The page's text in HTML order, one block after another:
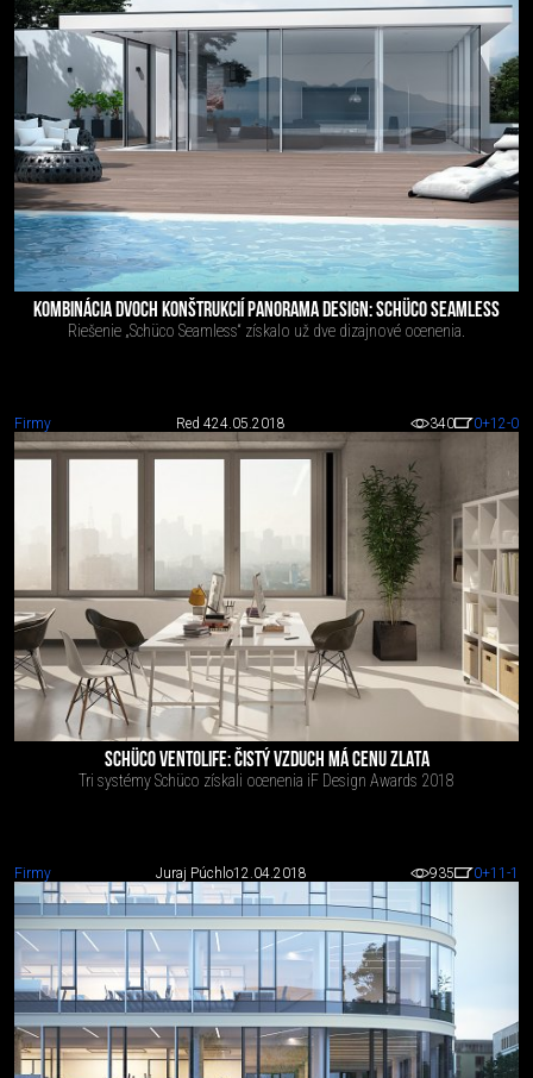
KOMBINÁCIA DVOCH KONŠTRUKCIÍ PANORAMA DESIGN: SCHÜCO SEAMLESS
Riešenie „Schüco Seamless“ získalo už dve dizajnové ocenenia.
Firmy Red 424.05.2018 340 0+12-0
SCHÜCO VENTOLIFE: ČISTÝ VZDUCH MÁ CENU ZLATA
Tri systémy Schüco získali ocenenia iF Design Awards 2018
Firmy Juraj Púchlo12.04.2018 935 0+11 -1